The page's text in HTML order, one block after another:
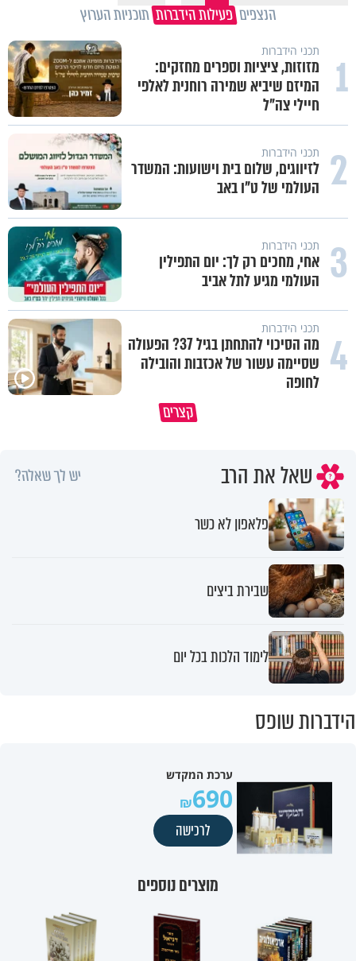
הנצפים פעילות הידברות תוכניות הערוץ
1 תכני הידברות
מזוזות, ציציות וספרים מחזקים:
המיזם שיביא שמירה רוחנית לאלפי
חיילי צה"ל
2 תכני הידברות
לזיווגים, שלום בית וישועות: המשדר
העולמי של ט"ו באב
3 תכני הידברות
אחי, מחכים רק לך: יום התפילין
העולמי מגיע לתל אביב
4 תכני הידברות
מה הסיכוי להתחתן בגיל 37? הפעולה
שסיימה עשור של אכזבות והובילה
לחופה
קצרים
שאל את הרב יש לך שאלה?
פלאפון לא כשר
שבירת ביצים
לימוד הלכות בכל יום
הידברות שופס
ערכת המקדש
690
לרכישה
מוצרים נוספים